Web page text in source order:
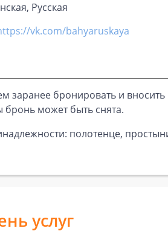
Русская
vk.com/bahyaruskaya
заранее бронировать и
бронь может быть снята.
полотенце,
услуг